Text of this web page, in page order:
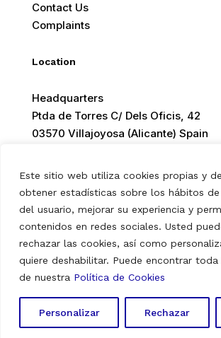
Este sitio web utiliza cookies propias y
obtener estadísticas sobre los hábitos de
del usuario, mejorar su experiencia y
contenidos en redes sociales. Usted
rechazar las cookies, así como
quiere deshabilitar. Puede encontrar
de nuestra Política de Cookies
Personalizar Rechazar
Contact Us
Complaints
Location
Headquarters
Ptda de Torres C/ Dels Oficis, 42
03570 Villajoyosa (Alicante) Spain
© 2026 Europ Foods. All rights reserved.
Aviso Legal|Política de Privacidad